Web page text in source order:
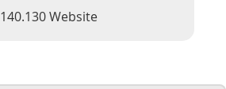
140.130 Website